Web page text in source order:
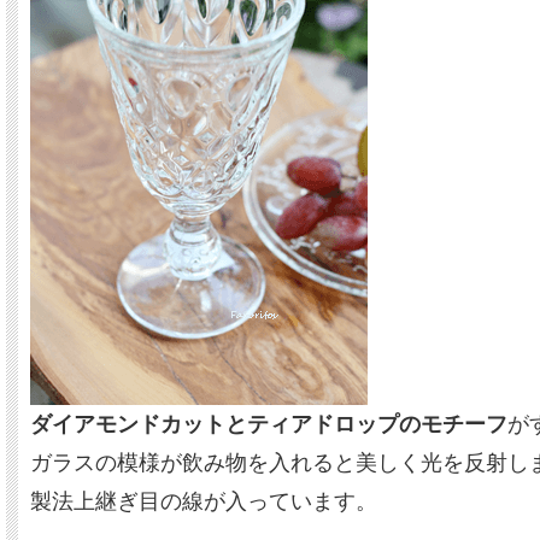
ダイアモンドカットとティアドロップのモチーフが
ガラスの模様が飲み物を入れると美しく光を反射し
製法上継ぎ目の線が入っています。